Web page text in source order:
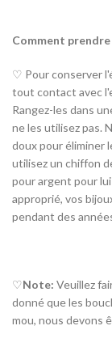
Comment
♡ Pour conserver
tout contact avec
Rangez-les dans
ne les utilisez pas.
doux pour éliminer
utilisez un chiffon
pour argent pour
approprié, vos
pendant des
♡Note: Veuillez
donné que les
mou, nous devons